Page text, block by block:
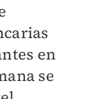
en
se